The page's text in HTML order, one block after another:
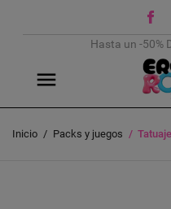
Hasta un -50%
Inicio Packs y juegos